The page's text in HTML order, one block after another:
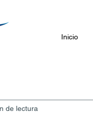
Inicio
de lectura